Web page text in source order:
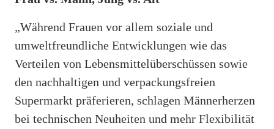
„Während Frauen vor allem soziale und
umweltfreundliche Entwicklungen wie das
Verteilen von Lebensmittelüberschüssen sowie
den nachhaltigen und verpackungsfreien
Supermarkt präferieren, schlagen Männerherzen
bei technischen Neuheiten und mehr Flexibilität